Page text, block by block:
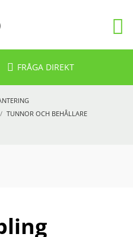
FRÅGA DIREKT
TUNNOR OCH BEHÅLLARE